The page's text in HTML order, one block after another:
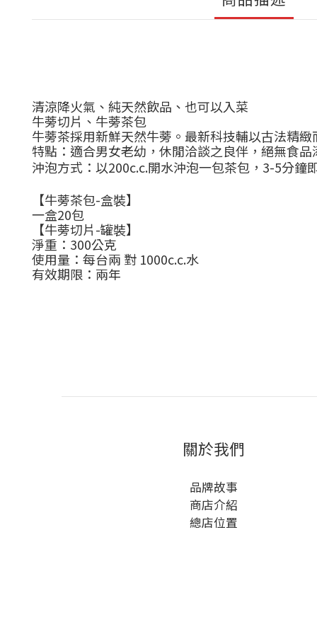
清涼降火氣、純天然飲品、也可以入菜
牛蒡切片、牛蒡茶包
牛蒡茶採用新鮮天然牛蒡。最新科技輔以古法精緻
特點：適合男女老幼，休閒洽談之良伴，絕無食
沖泡方式：以200c.c.開水沖泡一包茶包， 3-5分鐘
【牛蒡茶包-盒裝】
一盒20包
【牛蒡切片-罐裝】
淨重： 300公克
使用量：每台兩 對 1000c.c.水
有效期限：兩年
關於我們
品牌故事
商店介紹
總店位置